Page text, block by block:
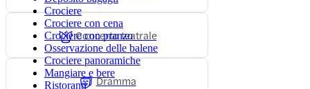
Crociere
Crociere con cena
Crociere con pranzo
Osservazione delle balene
Crociere panoramiche
Mangiare e bere
Ristoranti
Concerto teatrale
Dramma